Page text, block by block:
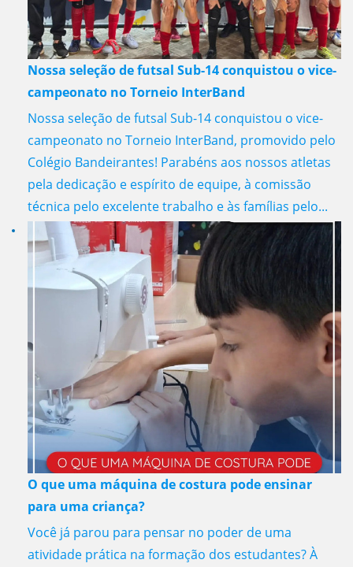
Nossa seleção de futsal Sub-14 conquistou o vice-
campeonato no Torneio InterBand
Nossa seleção de futsal Sub-14 conquistou o vice-
campeonato no Torneio InterBand, promovido pelo
Colégio Bandeirantes! Parabéns aos nossos atletas
pela dedicação e espírito de equipe, à comissão
técnica pelo excelente trabalho e às famílias pelo...
O que uma máquina de costura pode ensinar
para uma criança?
Você já parou para pensar no poder de uma
atividade prática na formação dos estudantes? À